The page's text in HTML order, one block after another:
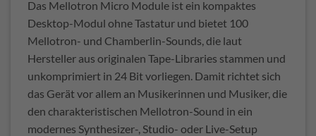
Das Mellotron Micro Module ist ein kompaktes
Desktop-Modul ohne Tastatur und bietet 100
Mellotron- und Chamberlin-Sounds, die laut
Hersteller aus originalen Tape-Libraries stammen und
unkomprimiert in 24 Bit vorliegen. Damit richtet sich
das Gerät vor allem an Musikerinnen und Musiker, die
den charakteristischen Mellotron-Sound in ein
modernes Synthesizer-, Studio- oder Live-Setup